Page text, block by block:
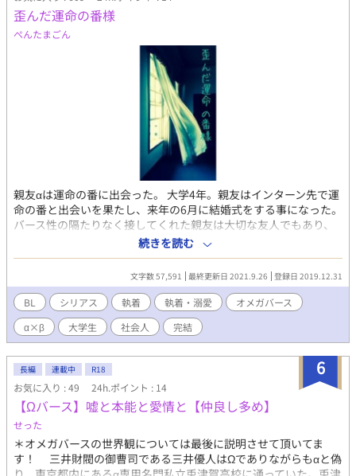
歪んだ運命の番様
ぺんたまごん
親友αは運命の番に出会った。 大学4年。親友はインターン先で運
命の番と出会いを果たし、来年の6月に結婚式をする事になった。
バース性の隔たりなく接してくれた親友は大切な友人でもあり、
唯一の思い人であった。 思いも伝える事が出来ず、大学の人気の
ないベンチで泣いていたら極上のαと言われる遊馬弓弦が『慰めて
あげる』と声をかけてくる。 俺は知らなかった。都市伝説として
ある噂がある事を。 αにずっと抱かれているとβの身体が変化し
て…… ≪登場人物≫ 松元雪雄(β) 遊馬弓弦(α) 雪雄に執着している
暁飛翔(α) 雪雄の親友で片思いの相手 矢澤旭(Ω) 雪雄に助けられ、
恩を感じている ※一般的なオメガバースの設定ですが、一部オリ
ジナル含んでおりますのでご理解下さい。 又、無理矢理、露骨表
現等あります。 フジョッシー、ムーンにも記載してますが、ちょ
こちょこ変えてます。
続きを読む
文字数 57,591 最終更新日 2021.9.26 登録日 2019.12.31
BL シリアス 執着 執着・溺愛
オメガバース
α×β
大学生 社会人 完結
6
長編 連載中 R18
お気に入り : 49 24h.ポイント : 14
【Ωバース】嘘と本能と愛情と【仲良し多め】
せった
＊オメガバースの世界観については最後に説明させて頂いてま
す！ 三井財閥の御曹司である三井優人はΩでありながらもαと偽